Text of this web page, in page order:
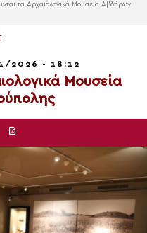
τα Αρχαιολογικά Μουσεία Αβδήρων
2026 - 18:12
Μουσεία